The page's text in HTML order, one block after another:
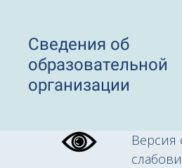
Сведения об
образовательной
организации
Версия